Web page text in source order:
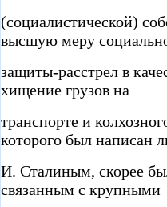
(социалистической)
высшую меру
защиты-расстрел в
хищение грузов на
транспорте и
которого был написан
И. Сталиным, скорее
связанным с крупными